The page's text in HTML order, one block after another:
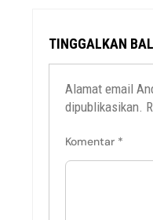
TINGGALKAN
Alamat email
dipublikasikan.
Komentar *